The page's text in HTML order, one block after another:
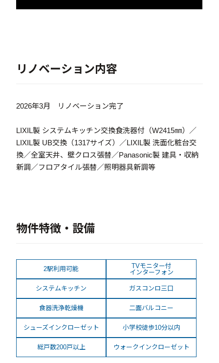
リノベーション内容
2026年3月 リノベーション完了
LIXIL製 システムキッチン交換食洗器付（W2415㎜）／
LIXIL製 UB交換（1317サイズ）／LIXIL製 洗面化粧台交
換／全室天井、壁クロス張替／Panasonic製 建具・収納
新調／フロアタイル張替／照明器具新調等
物件特徴・設備
2駅利用可能
TVモニター付
インターフォン
システムキッチン ガスコンロ三口
食器洗浄乾燥機 二面バルコニー
シューズインクローゼット 小学校徒歩10分以内
総戸数200戸以上 ウォークインクローゼット